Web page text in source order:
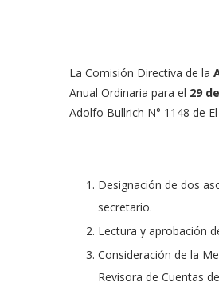
La Comisión Directiva de la
Anual Ordinaria para el 29
Adolfo Bullrich N° 1148 de
Designación de dos
secretario.
Lectura y aprobación
Consideración de la
Revisora de Cuentas